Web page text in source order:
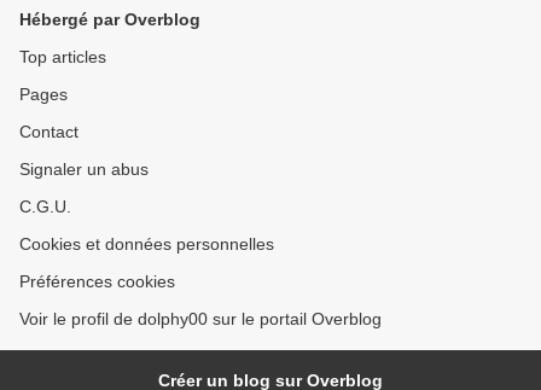
Hébergé par Overblog
Top articles
Pages
Contact
Signaler un abus
C.G.U.
Cookies et données personnelles
Préférences cookies
Voir le profil de dolphy00 sur le portail Overblog
Créer un blog sur Overblog